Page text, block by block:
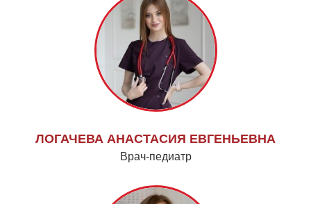
ЛОГАЧЕВА АНАСТАСИЯ ЕВГЕНЬЕВНА
Врач-педиатр